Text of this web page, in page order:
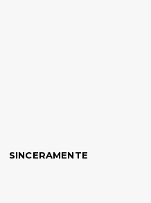
SINCERAMENTE